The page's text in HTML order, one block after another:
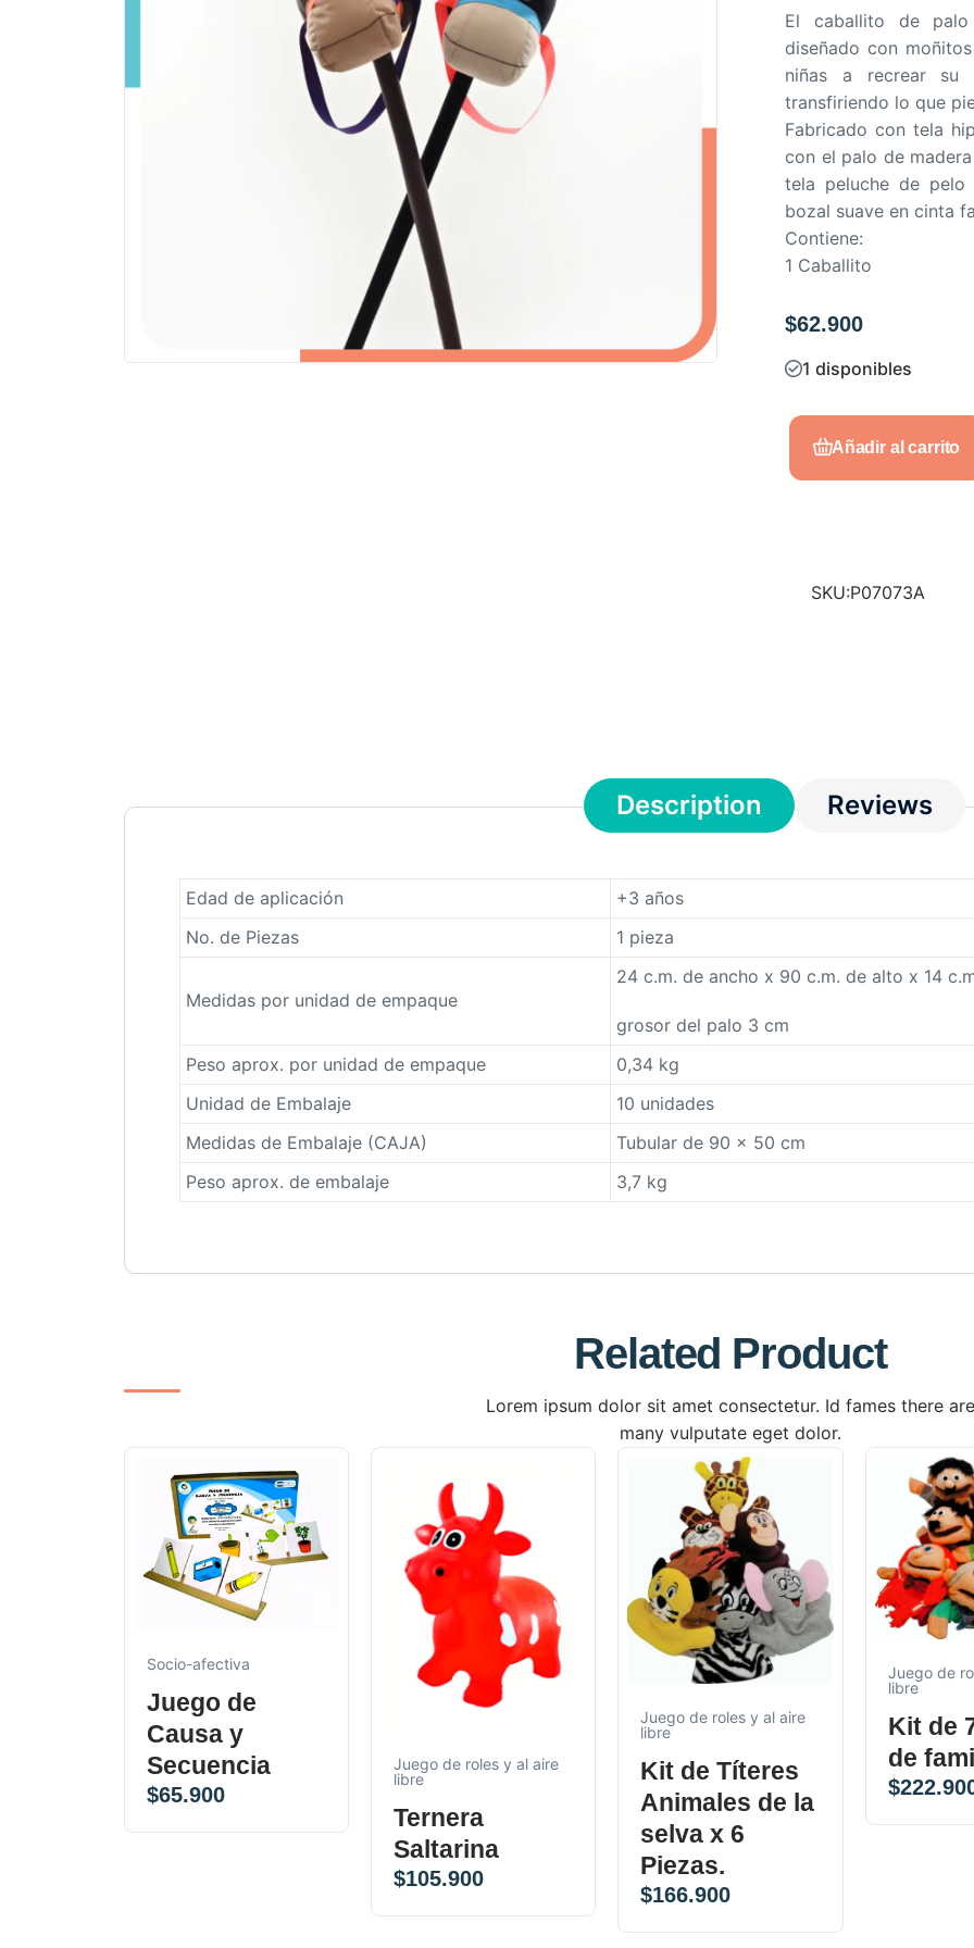
a
d
o
e
n
0
d
e
5
El caballito de palo
diseñado con
niñas a recrear su
transfiriendo lo que
Fabricado con tela
con el palo de
tela peluche de
bozal suave en cinta
Contiene:
1 Caballito
$62.900
1 disponibles
Añadir al carrito
SKU:P07073A
Description Reviews
Edad de aplicación
+3 años
No. de Piezas
1 pieza
Medidas por unidad de empaque
24 c.m. de ancho x 90 c.m. de alto x 14
grosor del palo 3 cm
Peso aprox. por unidad de empaque
0,34 kg
Unidad de Embalaje
10 unidades
Medidas de Embalaje (CAJA)
Tubular de 90 x 50 cm
Peso aprox. de embalaje
3,7 kg
Related Product
Lorem ipsum dolor sit amet consectetur. Id fames there are
many vulputate eget dolor.
Socio-afectiva
Juego de
Causa y
Secuencia
$65.900
Juego de roles y al aire
libre
Ternera
Saltarina
$105.900
Juego de roles y al aire
libre
Kit de Títeres
Animales de la
selva x 6
Piezas.
$166.900
Juego de
libre
Kit de
de
$